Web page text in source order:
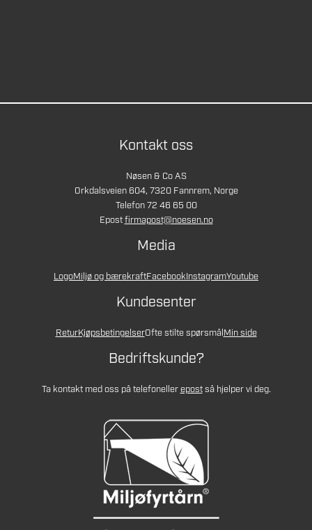
Kontakt oss
Nøsen & Co AS
Orkdalsveien 604, 7320 Fannrem, Norge
Telefon 72 46 65 00
Epostfirmapost@noesen.no
Media
LogoMiljø og bærekraftFacebookInstagramYoutube
Kundesenter
ReturKjøpsbetingelserOfte stilte spørsmålMin side
Bedriftskunde?
Ta kontakt med oss på telefonellerepostså hjelper vi deg.